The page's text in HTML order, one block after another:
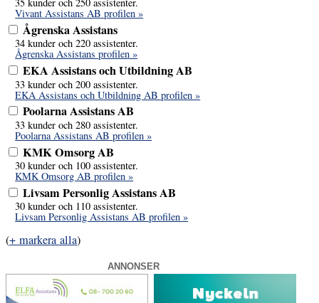
Vivant Assistans AB profilen »
Ågrenska Assistans
34 kunder och 220 assistenter.
Ågrenska Assistans profilen »
EKA Assistans och Utbildning AB
33 kunder och 200 assistenter.
EKA Assistans och Utbildning AB profilen »
Poolarna Assistans AB
33 kunder och 280 assistenter.
Poolarna Assistans AB profilen »
KMK Omsorg AB
30 kunder och 100 assistenter.
KMK Omsorg AB profilen »
Livsam Personlig Assistans AB
30 kunder och 110 assistenter.
Livsam Personlig Assistans AB profilen »
(+ markera alla)
ANNONSER